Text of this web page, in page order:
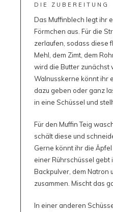
DIE ZUBEREITUNG
Das Muffinblech legt ihr
Förmchen aus. Für die
zerlaufen, sodass diese
Mehl, dem Zimt, dem
wird die Butter zunächst
Walnusskerne könnt ihr
dazu geben oder ganz
in eine Schüssel und
Für den Muffin Teig
schält diese und
Gerne könnt ihr die
einer Rührschüssel gebt
Backpulver, dem Natron
zusammen. Mischt das
In einer anderen